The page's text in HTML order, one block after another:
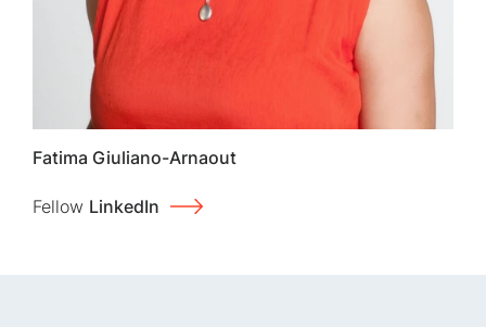
Fatima Giuliano-Arnaout
Fellow LinkedIn